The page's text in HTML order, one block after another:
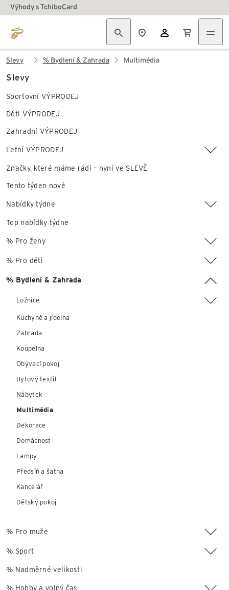
Výhody s TchiboCard
Slevy % Bydlení & Zahrada Multimédia
Slevy
Sportovní VÝPRODEJ
Děti VÝPRODEJ
Zahradní VÝPRODEJ
Letní VÝPRODEJ
Značky, které máme rádi – nyní ve SLEVĚ
Tento týden nové
Nabídky týdne
Top nabídky týdne
% Pro ženy
% Pro děti
% Bydlení & Zahrada
Ložnice
Kuchyně a jídelna
Zahrada
Koupelna
Obývací pokoj
Bytový textil
Nábytek
Multimédia
Dekorace
Domácnost
Lampy
Předsíň a šatna
Kancelář
Dětský pokoj
% Pro muže
% Sport
% Nadměrné velikosti
% Hobby a volný čas